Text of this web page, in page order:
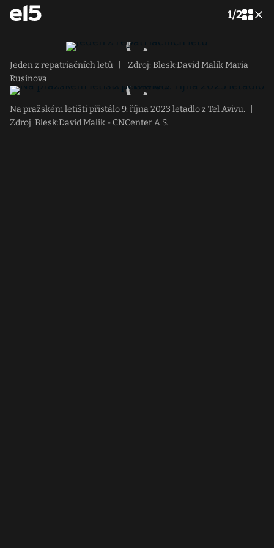
1/2
Jeden z repatriačních letů
Zdroj: Blesk:David Malík Maria
Rusinova
Na pražském letišti přistálo 9. října 2023 letadlo z Tel Avivu.
Zdroj: Blesk:David Malik - CNCenter A.S.